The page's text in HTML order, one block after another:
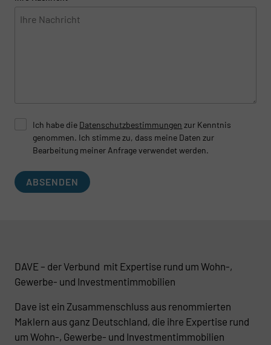
Ich habe die Datenschutzbestimmungen zur Kenntnis
genommen. Ich stimme zu, dass meine Daten zur
Bearbeitung meiner Anfrage verwendet werden.
ABSENDEN
DAVE – der Verbund mit Expertise rund um Wohn-,
Gewerbe- und Investmentimmobilien
Dave ist ein Zusammenschluss aus renommierten
Maklern aus ganz Deutschland, die ihre Expertise rund
um Wohn-, Gewerbe- und Investmentimmobilien